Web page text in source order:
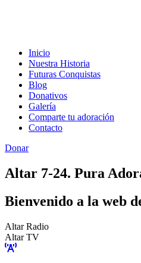
Inicio
Nuestra Historia
Futuras Conquistas
Blog
Donativos
Galería
Comparte tu adoración
Contacto
Donar
Altar 7-24. Pura
Bienvenido a la web
Altar Radio
Altar TV